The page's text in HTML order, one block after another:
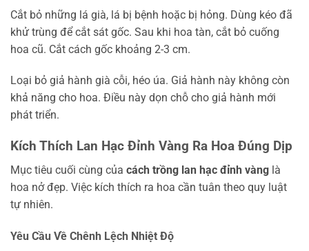
Cắt bỏ những lá già, lá bị bệnh hoặc bị hỏng. Dùng kéo đã
khử trùng để cắt sát gốc. Sau khi hoa tàn, cắt bỏ cuống
hoa cũ. Cắt cách gốc khoảng 2-3 cm.
Loại bỏ giả hành già cỗi, héo úa. Giả hành này không còn
khả năng cho hoa. Điều này dọn chỗ cho giả hành mới
phát triển.
Kích Thích Lan Hạc Đỉnh Vàng Ra Hoa Đúng Dịp
Mục tiêu cuối cùng của cách trồng lan hạc đỉnh vàng là
hoa nở đẹp. Việc kích thích ra hoa cần tuân theo quy luật
tự nhiên.
Yêu Cầu Về Chênh Lệch Nhiệt Độ